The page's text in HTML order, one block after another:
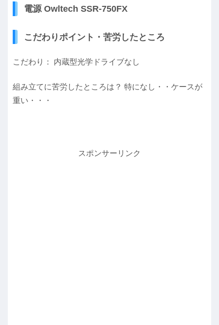
電源 Owltech SSR-750FX
こだわりポイント・苦労したところ
こだわり： 内蔵型光学ドライブなし
組み立てに苦労したところは？ 特になし・・ケースが
重い・・・
スポンサーリンク